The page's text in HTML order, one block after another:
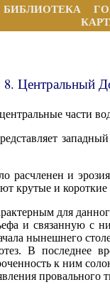
БИБЛИОТЕКА
8. Центральный
части
расчленен и
крутые и
для
и связанную с
нынешнего
В последнее
к ним
проваль­ного